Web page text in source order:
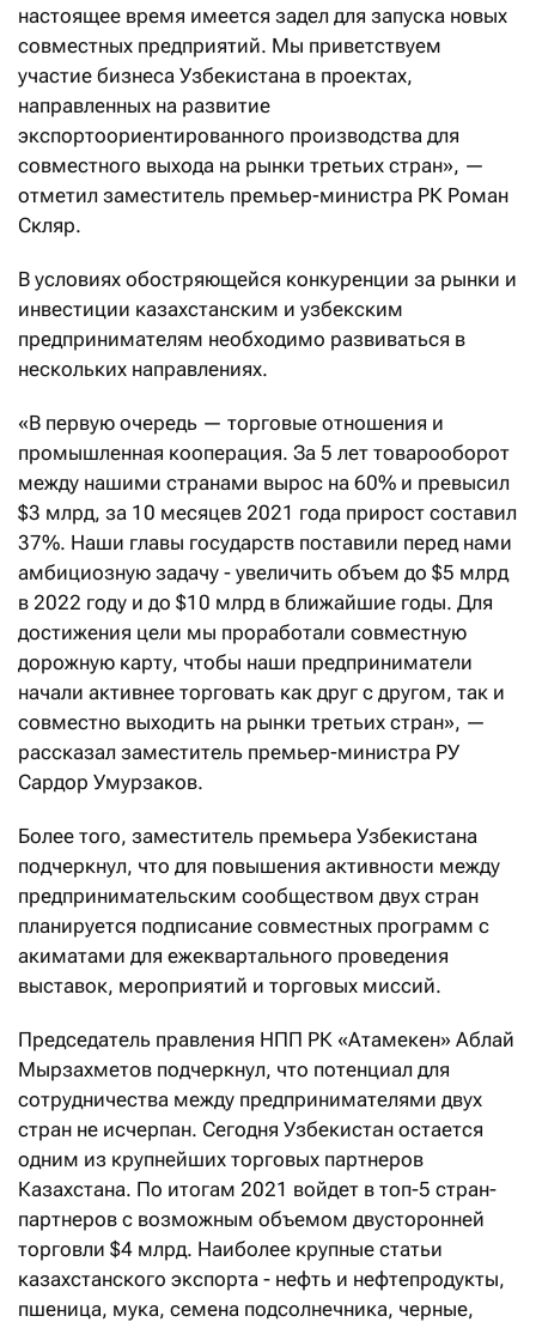
настоящее время имеется задел для запуска новых
совместных предприятий. Мы приветствуем
участие бизнеса Узбекистана в проектах,
направленных на развитие
экспортоориентированного производства для
совместного выхода на рынки третьих стран», —
отметил заместитель премьер-министра РК Роман
Скляр.
В условиях обостряющейся конкуренции за рынки и
инвестиции казахстанским и узбекским
предпринимателям необходимо развиваться в
нескольких направлениях.
«В первую очередь — торговые отношения и
промышленная кооперация. За 5 лет товарооборот
между нашими странами вырос на 60% и превысил
$3 млрд, за 10 месяцев 2021 года прирост составил
37%. Наши главы государств поставили перед нами
амбициозную задачу - увеличить объем до $5 млрд
в 2022 году и до $10 млрд в ближайшие годы. Для
достижения цели мы проработали совместную
дорожную карту, чтобы наши предприниматели
начали активнее торговать как друг с другом, так и
совместно выходить на рынки третьих стран», —
рассказал заместитель премьер-министра РУ
Сардор Умурзаков.
Более того, заместитель премьера Узбекистана
подчеркнул, что для повышения активности между
предпринимательским сообществом двух стран
планируется подписание совместных программ с
акиматами для ежеквартального проведения
выставок, мероприятий и торговых миссий.
Председатель правления НПП РК «Атамекен» Аблай
Мырзахметов подчеркнул, что потенциал для
сотрудничества между предпринимателями двух
стран не исчерпан. Сегодня Узбекистан остается
одним из крупнейших торговых партнеров
Казахстана. По итогам 2021 войдет в топ-5 стран-
партнеров с возможным объемом двусторонней
торговли $4 млрд. Наиболее крупные статьи
казахстанского экспорта - нефть и нефтепродукты,
пшеница, мука, семена подсолнечника, черные,